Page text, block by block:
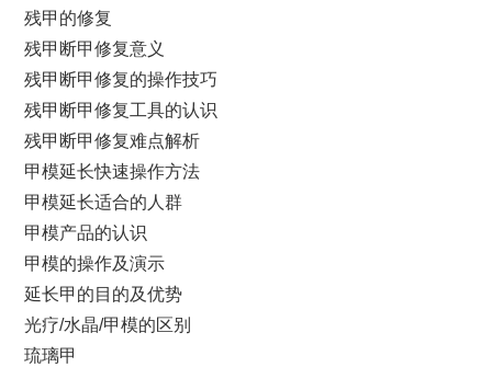
残甲的修复
残甲断甲修复意义
残甲断甲修复的操作技巧
残甲断甲修复工具的认识
残甲断甲修复难点解析
甲模延长快速操作方法
甲模延长适合的人群
甲模产品的认识
甲模的操作及演示
延长甲的目的及优势
光疗/水晶/甲模的区别
琉璃甲